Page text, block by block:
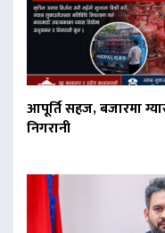
आपूर्ति सहज, बजारमा
निगरानी